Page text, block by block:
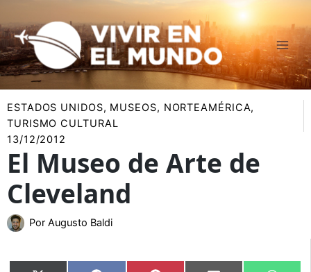
al
contenido
ESTADOS UNIDOS, MUSEOS, NORTEAMÉRICA,
TURISMO CULTURAL
13/12/2012
El Museo de Arte de
Cleveland
Por Augusto Baldi